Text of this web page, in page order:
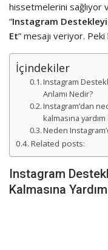
hissetmelerini sağlıyor
“Instagram
Et” mesajı veriyor.
İçindekiler
Instagram
Anlamı Nedir?
Instagram’dan
kalmasına
Neden
Related posts:
Instagram
Kalmasına